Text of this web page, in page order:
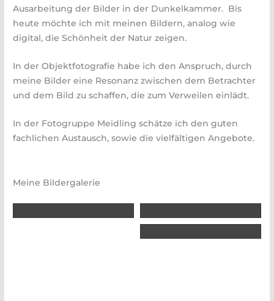
Ausarbeitung der Bilder in der Dunkelkammer. Bis
heute möchte ich mit meinen Bildern, analog wie
digital, die Schönheit der Natur zeigen.
In der Objektfotografie habe ich den Anspruch, durch
meine Bilder eine Resonanz zwischen dem Betrachter
und dem Bild zu schaffen, die zum Verweilen einlädt.
In der Fotogruppe Meidling schätze ich den guten
fachlichen Austausch, sowie die vielfältigen Angebote.
Meine Bildergalerie